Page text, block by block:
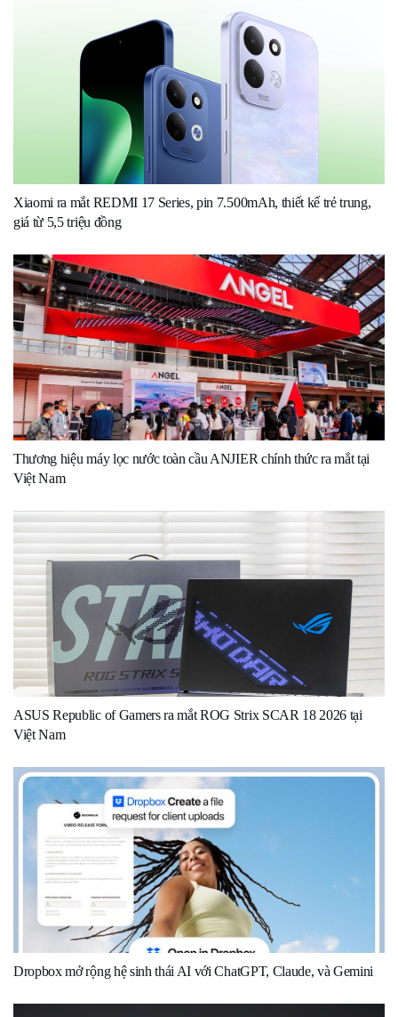
Xiaomi ra mắt REDMI 17 Series, pin 7.500mAh, thiết kế trẻ trung,
giá từ 5,5 triệu đồng
Thương hiệu máy lọc nước toàn cầu ANJIER chính thức ra mắt tại
Việt Nam
ASUS Republic of Gamers ra mắt ROG Strix SCAR 18 2026 tại
Việt Nam
Dropbox mở rộng hệ sinh thái AI với ChatGPT, Claude, và Gemini